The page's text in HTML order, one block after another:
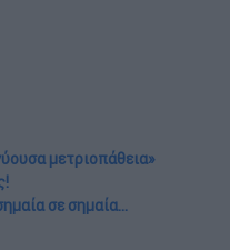
μετριοπάθεια»
σε σημαία...